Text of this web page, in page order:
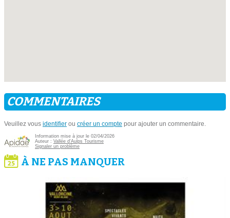
COMMENTAIRES
Veuillez vous identifier ou créer un compte pour ajouter un commentaire.
Information mise à jour le 02/04/2026
Auteur : Vallée d'Aulps Tourisme
Signaler un problème
À NE PAS MANQUER